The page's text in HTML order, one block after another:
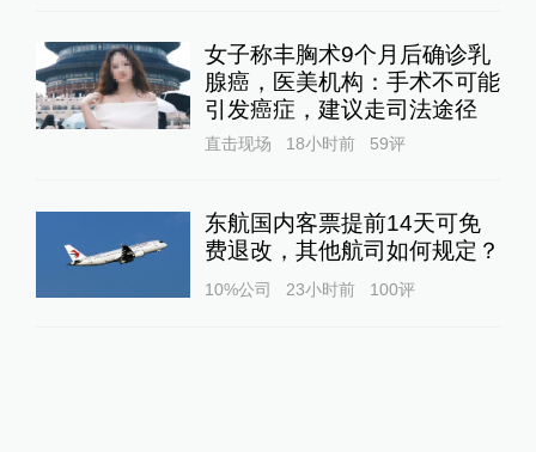
女子称丰胸术9个月后确诊乳
腺癌，医美机构：手术不可能
引发癌症，建议走司法途径
直击现场 18小时前 59评
东航国内客票提前14天可免
费退改，其他航司如何规定？
10%公司 23小时前 100评